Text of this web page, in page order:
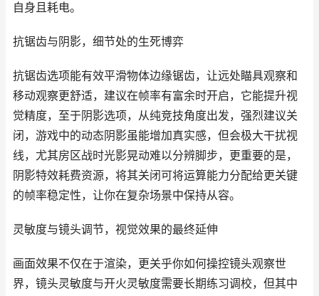
自身且耗电。
抗锯齿与阴影，细节处的生死博弈
抗锯齿选项能有效平滑物体边缘锯齿，让远处瞄具观察和
移动观察更舒适，建议在帧率有富余时开启，它能提升视
觉精度，至于阴影选项，从纯竞技角度出发，强烈建议关
闭，游戏中的动态阴影虽能增加真实感，但会极大干扰视
线，尤其房区战时光影晃动难以分辨脚步，更重要的是，
阴影特效耗费资源，将其关闭可将运算能力分配给更关键
的帧率稳定性，让你在复杂场景中保持从容。
灵敏度与镜头调节，视觉效果的最终延伸
画面效果不仅在于渲染，更关乎你如何操控镜头观察世
界，镜头灵敏度与开火灵敏度需要长期练习调校，但其中